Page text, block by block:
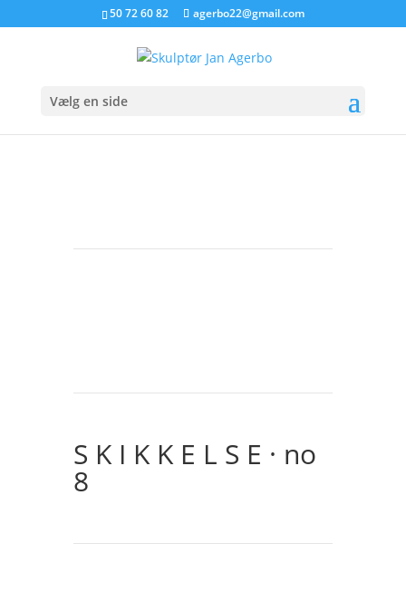
50 72 60 82 agerbo22@gmail.com
Vælg en side
S K I K K E L S E · no
8